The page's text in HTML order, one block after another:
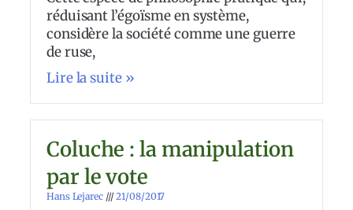
réduisant l’égoïsme en système,
considère la société comme une guerre
de ruse,
Lire la suite »
Coluche : la manipulation
par le vote
Hans Lejarec 21/08/2017